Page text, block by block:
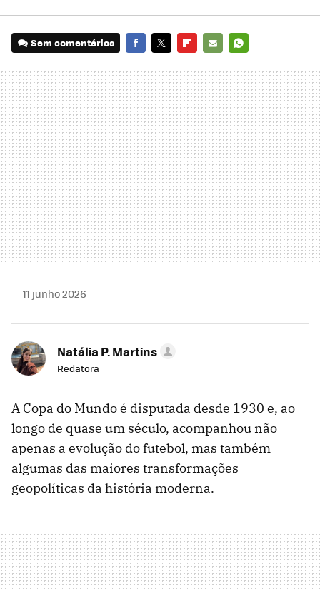
Sem comentários
MAIL
11 junho 2026
Natália P. Martins
Redatora
A Copa do Mundo é disputada desde 1930 e, ao
longo de quase um século, acompanhou não
apenas a evolução do futebol, mas também
algumas das maiores transformações
geopolíticas da história moderna.